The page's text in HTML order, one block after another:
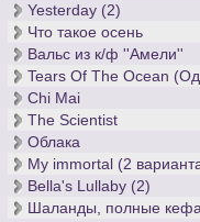
Yesterday (2)
Что такое осень
Вальс из к/ф ''Амели''
Tears Of The Ocean
Chi Mai
The Scientist
Облака
My immortal (2
Bella's Lullaby (2)
Шаланды, полные